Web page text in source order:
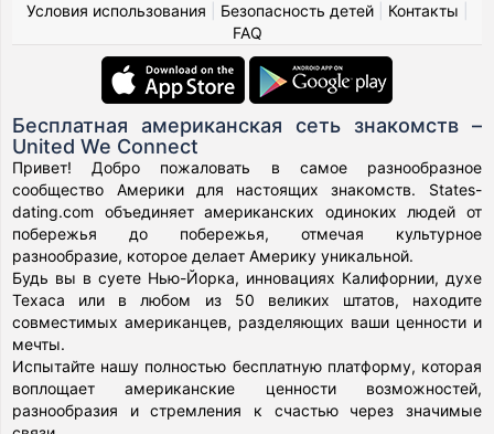
Условия использования
Безопасность детей| Контакты
FAQ
Бесплатная американская сеть знакомств –
United We Connect
Привет! Добро пожаловать в самое разнообразное
сообщество Америки для настоящих знакомств. States-
dating.com объединяет американских одиноких людей от
побережья до побережья, отмечая культурное
разнообразие, которое делает Америку уникальной.
Будь вы в суете Нью-Йорка, инновациях Калифорнии, духе
Техаса или в любом из 50 великих штатов, находите
совместимых американцев, разделяющих ваши ценности и
мечты.
Испытайте нашу полностью бесплатную платформу, которая
воплощает американские ценности возможностей,
разнообразия и стремления к счастью через значимые